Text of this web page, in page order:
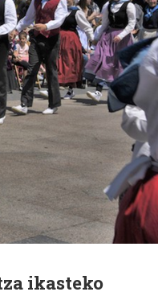
ikasteko